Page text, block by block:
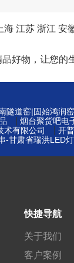
上海 江苏 浙江 安
好物，让您
隧道窑|固始鸿润
烟台聚货吧电
术有限公司 开
-甘肃省瑞洪LED
快捷导航
关于我们
客户案例